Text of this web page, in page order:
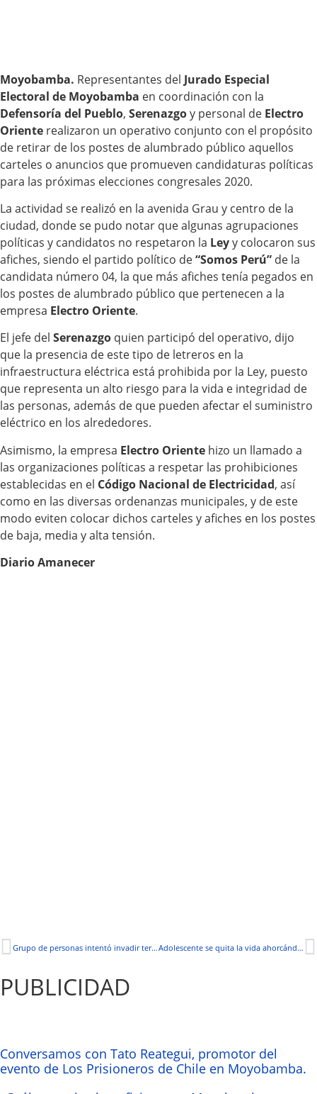
Moyobamba. Representantes del Jurado Especial
Electoral de Moyobamba en coordinación con la
Defensoría del Pueblo, Serenazgoy personal de Electro
Oriente realizaron un operativo conjunto con el propósito
de retirar de los postes de alumbrado público aquellos
carteles o anuncios que promueven candidaturas políticas
para las próximas elecciones congresales 2020.
La actividad se realizó en la avenida Grau y centro de la
ciudad, donde se pudo notar que algunas agrupaciones
políticas y candidatos no respetaron la Leyy colocaron sus
afiches, siendo el partido político de“Somos Perú” de la
candidata número 04, la que más afiches tenía pegados en
los postes de alumbrado público que pertenecen a la
empresa Electro Oriente.
El jefe del Serenazgo quien participó del operativo, dijo
que la presencia de este tipo de letreros en la
infraestructura eléctrica está prohibida por la Ley, puesto
que representa un alto riesgo para la vida e integridad de
las personas, además de que pueden afectar el suministro
eléctrico en los alrededores.
Asimismo, la empresa Electro Oriente hizo un llamado a
las organizaciones políticas a respetar las prohibiciones
establecidas en el Código Nacional de Electricidad, así
como en las diversas ordenanzas municipales, y de este
modo eviten colocar dichos carteles y afiches en los postes
de baja, media y alta tensión.
Diario Amanecer
Grupo de personas intentó invadir terreno Adolescente se quita la vida ahorcándose
PUBLICIDAD
Conversamos con Tato Reategui, promotor del
evento de Los Prisioneros de Chile en Moyobamba.